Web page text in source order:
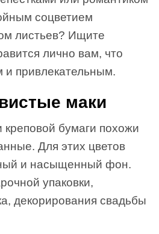
соцветием
листьев? Ищите
лично вам, что
и привлекательным.
маки
бумаги похожи
Для этих цветов
и насыщенный фон.
упаковки,
декорирования свадьбы